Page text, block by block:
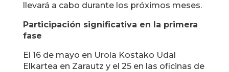
llevará a cabo durante los próximos meses.
Participación significativa en la primera
fase
El 16 de mayo en Urola Kostako Udal
Elkartea en Zarautz y el 25 en las oficinas de